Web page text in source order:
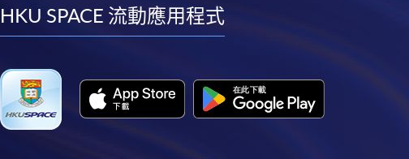
facebook
youtube
linkedininstagram
HKU SPACE 流動應用程式